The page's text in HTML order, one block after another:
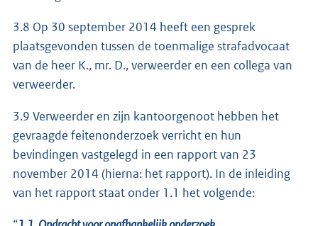
3.8 Op 30 september 2014 heeft een gesprek
plaatsgevonden tussen de toenmalige strafadvocaat
van de heer K., mr. D., verweerder en een collega van
verweerder.
3.9 Verweerder en zijn kantoorgenoot hebben het
gevraagde feitenonderzoek verricht en hun
bevindingen vastgelegd in een rapport van 23
november 2014 (hierna: het rapport). In de inleiding
van het rapport staat onder 1.1 het volgende: